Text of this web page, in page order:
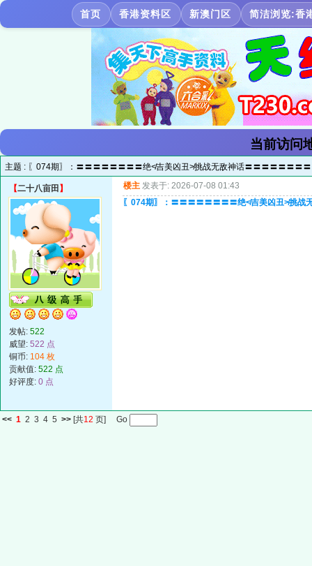
首页 香港资料区 新澳门区 简洁浏览:香
当前访问
主题 : 〖074期〗：〓〓〓〓〓〓〓〓绝≮吉美凶丑≯挑战无敌神话〓〓〓〓〓〓〓〓
【二十八亩田 】
发帖: 522
威望: 522 点
铜币: 104 枚
贡献值: 522 点
好评度: 0 点
楼主 发表于: 2026-07-08 01:43
〖074期〗：〓〓〓〓〓〓〓〓绝≮吉美凶丑≯挑战
<< 1 2 3 4 5 >> [共12 页] Go